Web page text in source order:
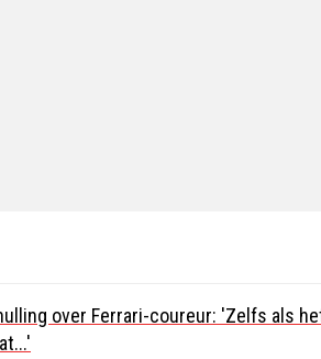
over Ferrari-coureur: 'Zelfs als